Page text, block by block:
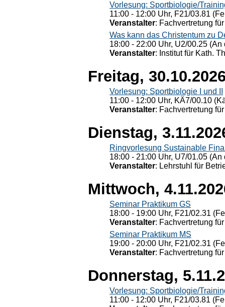
Vorlesung: Sportbiologie/
11:00 - 12:00 Uhr, F21/03.81
Veranstalter: Fachvertretung
Was kann das Christentum zu
18:00 - 22:00 Uhr, U2/00.25
Veranstalter: Institut für Kath.
Freitag,
Vorlesung: Sportbiologie I und II
11:00 - 12:00 Uhr, KÄ7/00.10
Veranstalter: Fachvertretung
Dienstag,
Ringvorlesung Sustainable
18:00 - 21:00 Uhr, U7/01.05
Veranstalter: Lehrstuhl für
Mittwoch,
Seminar Praktikum GS
18:00 - 19:00 Uhr, F21/02.31
Veranstalter: Fachvertretung
Seminar Praktikum MS
19:00 - 20:00 Uhr, F21/02.31
Veranstalter: Fachvertretung
Donnerstag,
Vorlesung: Sportbiologie/
11:00 - 12:00 Uhr, F21/03.81